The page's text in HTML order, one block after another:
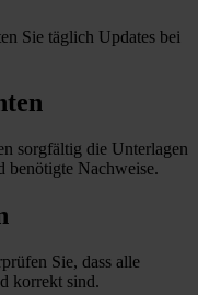
Sie täglich Updates bei
sorgfältig die Unterlagen
benötigte Nachweise.
Sie, dass alle
korrekt sind.